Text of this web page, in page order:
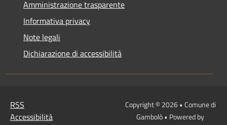
Amministrazione trasparente
Informativa privacy
Note legali
Dichiarazione di accessibilità
RSS
Accessibilità
Copyright © 2026 • Comune di
Gambolò • Powered by